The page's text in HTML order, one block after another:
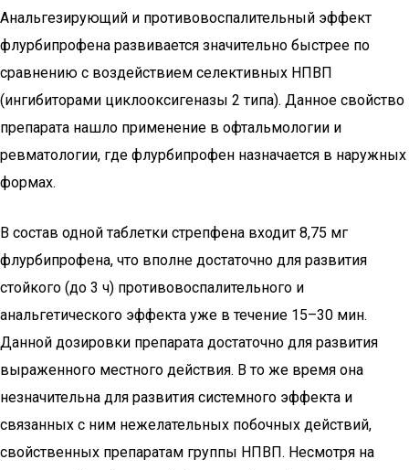
Анальгезирующий и противовоспалительный эффект
флурбипрофена развивается значительно быстрее по
сравнению с воздействием селективных НПВП
(ингибиторами циклооксигеназы 2 типа). Данное свойство
препарата нашло применение в офтальмологии и
ревматологии, где флурбипрофен назначается в наружных
формах.
В состав одной таблетки стрепфена входит 8,75 мг
флурбипрофена, что вполне достаточно для развития
стойкого (до 3 ч) противовоспалительного и
анальгетического эффекта уже в течение 15–30 мин.
Данной дозировки препарата достаточно для развития
выраженного местного действия. В то же время она
незначительна для развития системного эффекта и
связанных с ним нежелательных побочных действий,
свойственных препаратам группы НПВП. Несмотря на